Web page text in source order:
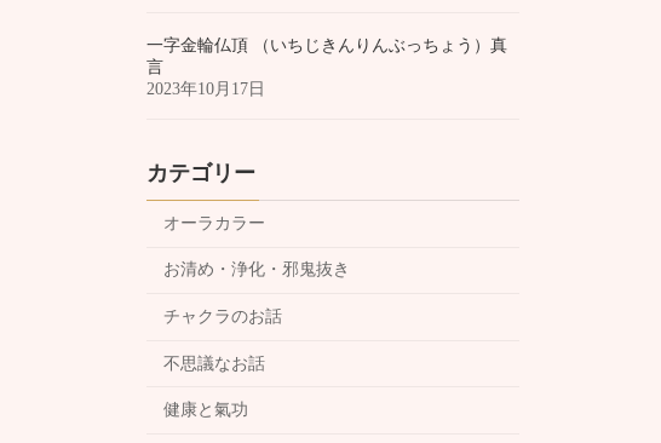
一字金輪仏頂 （いちじきんりんぶっちょう）真
言
2023年10月17日
カテゴリー
オーラカラー
お清め・浄化・邪鬼抜き
チャクラのお話
不思議なお話
健康と氣功